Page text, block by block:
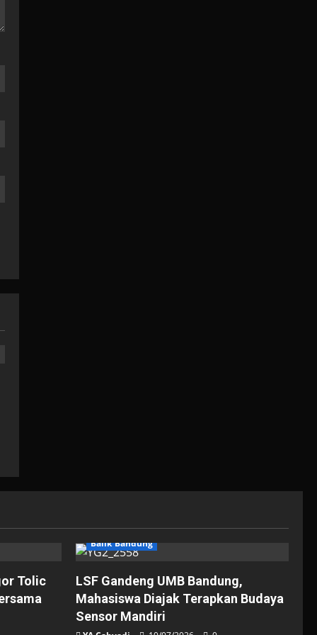
Tolic
Balik Bandung
LSF Gandeng UMB Bandung,
Mahasiswa Diajak Terapkan Budaya
Sensor Mandiri